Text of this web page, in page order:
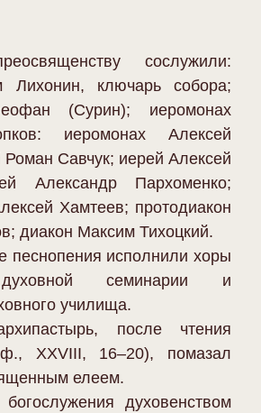
сослужили:
Лихонин, ключарь собора;
(Сурин); иеромонах
иеромонах Алексей
Савчук; иерей Алексей
Александр Пархоменко;
Хамтеев; протодиакон
диакон Максим Тихоцкий.
песнопения исполнили хоры
семинарии и
училища.
после чтения
XXVIII, 16–20), помазал
елеем.
духовенством